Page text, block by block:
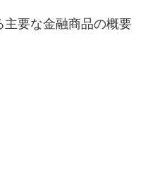
主要な金融商品の概要